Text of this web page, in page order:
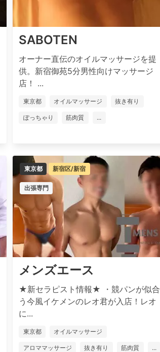
SABOTEN
オーナー直伝のオイルマッサージを提
供。新宿御苑5分男性向けマッサージ
店！ ...
東京都 オイルマッサージ 抜き有り
ぽっちゃり 筋肉質 ...
東京都 新宿区/新宿
出張専門
メンズエース
★新セラピスト情報★ ・競パンが似合
う今風イケメンのレオ君が入店！レオ
に...
東京都 オイルマッサージ
アロママッサージ 抜き有り 筋肉質 ...